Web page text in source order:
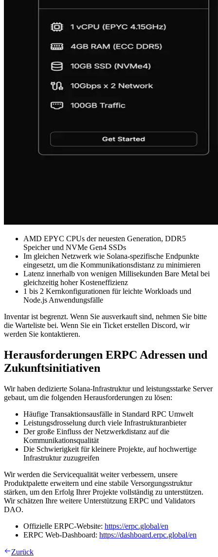
AMD EPYC CPUs der neuesten Generation, DDR5
Speicher und NVMe Gen4 SSDs
Im gleichen Netzwerk wie Solana-spezifische Endpunkte
eingesetzt, um die Kommunikationsdistanz zu minimieren
Latenz innerhalb von wenigen Millisekunden Bare Metal bei
gleichzeitig hoher Kosteneffizienz
1 bis 2 Kernkonfigurationen für leichte Workloads und
Node.js Anwendungsfälle
Inventar ist begrenzt. Wenn Sie ausverkauft sind, nehmen Sie bitte
die Warteliste bei. Wenn Sie ein Ticket erstellen Discord, wir
werden Sie kontaktieren.
Herausforderungen ERPC Adressen und
Zukunftsinitiativen
Wir haben dedizierte Solana-Infrastruktur und leistungsstarke Server
gebaut, um die folgenden Herausforderungen zu lösen:
Häufige Transaktionsausfälle in Standard RPC Umwelt
Leistungsdrosselung durch viele Infrastrukturanbieter
Der große Einfluss der Netzwerkdistanz auf die
Kommunikationsqualität
Die Schwierigkeit für kleinere Projekte, auf hochwertige
Infrastruktur zuzugreifen
Wir werden die Servicequalität weiter verbessern, unsere
Produktpalette erweitern und eine stabile Versorgungsstruktur
stärken, um den Erfolg Ihrer Projekte vollständig zu unterstützen.
Wir schätzen Ihre weitere Unterstützung ERPC und Validators
DAO.
Offizielle ERPC-Website: https://erpc.global/en
ERPC Web-Dashboard: https://dashboard.erpc.global/en
Zurück